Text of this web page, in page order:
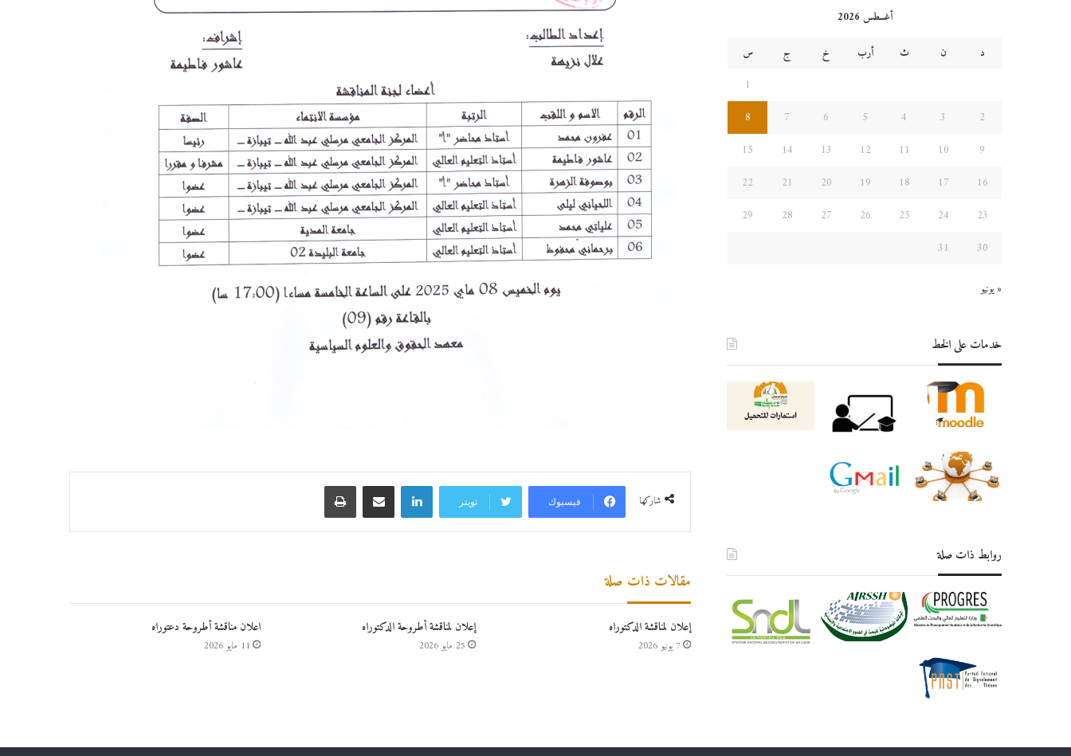
شاركها فيسبوك تويتر
لينكدإن مشاركة عبر البريد طباعة
مقالات ذات صلة
إعلان لمناقشة الدكتوراه
7 يونيو 2026
إعلان لمناقشة أطروحة الدكتوراه
25 مايو 2026
اعلان مناقشة أطروحة دعتوراه
11 مايو 2026
أغسطس 2026
د
ن ث أرب خ ج
س
1
2
3
4
5
6
7
8
9
10
11
12
13
14
15
16
17
18
19
20
21
22
23
24
25
26
27
28
29
30
31
« يونيو
خدمات على الخط
روابط ذات صلة